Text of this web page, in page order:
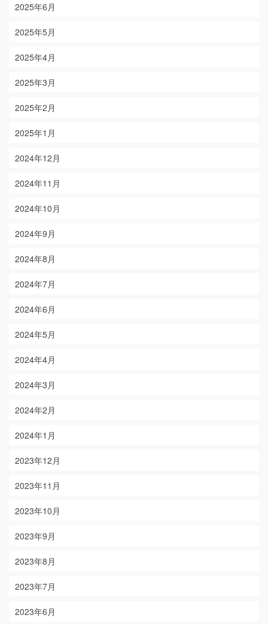
2025年6月
2025年5月
2025年4月
2025年3月
2025年2月
2025年1月
2024年12月
2024年11月
2024年10月
2024年9月
2024年8月
2024年7月
2024年6月
2024年5月
2024年4月
2024年3月
2024年2月
2024年1月
2023年12月
2023年11月
2023年10月
2023年9月
2023年8月
2023年7月
2023年6月